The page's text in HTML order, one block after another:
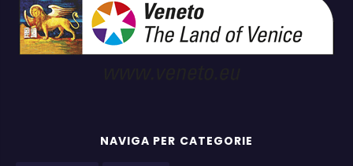
NAVIGA PER CATEGORIE